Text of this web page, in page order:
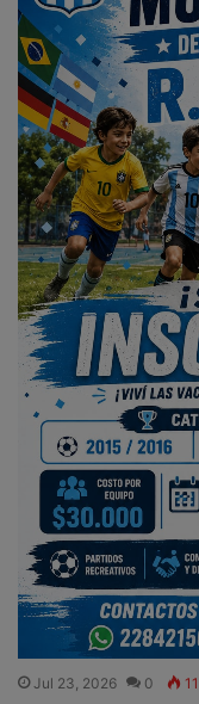
Jul 23, 2026 0 11